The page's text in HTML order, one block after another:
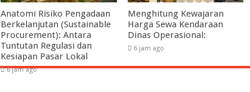
Anatomi Risiko Pengadaan
Berkelanjutan (Sustainable
Procurement): Antara
Tuntutan Regulasi dan
Kesiapan Pasar Lokal
6 jam ago
Menghitung Kewajaran
Harga Sewa Kendaraan
Dinas Operasional:
6 jam ago